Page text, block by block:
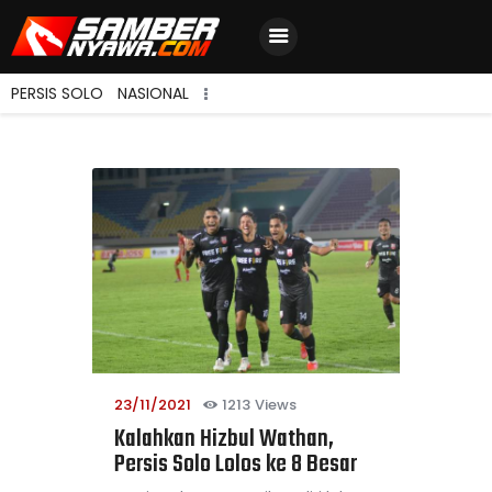
PERSIS SOLO NASIONAL
Berita Terbaru
Jadwal & Hasil
Klasemen
23/11/2021 1213 Views
Kalahkan Hizbul Wathan,
Persis Solo Lolos ke 8 Besar